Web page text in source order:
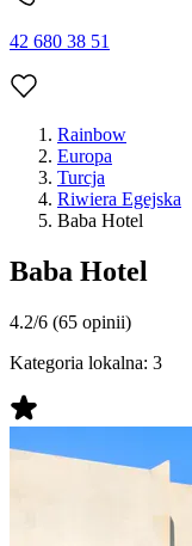
42 680 38 51
Rainbow
Europa
Turcja
Riwiera Egejska
Baba Hotel
Baba Hotel
4.2/6 (65 opinii)
Kategoria lokalna: 3